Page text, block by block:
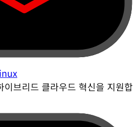
이브리드 클라우드 혁신을 지원합